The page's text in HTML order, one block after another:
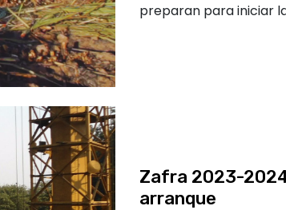
preparan para iniciar
Zafra 2023-
arranque